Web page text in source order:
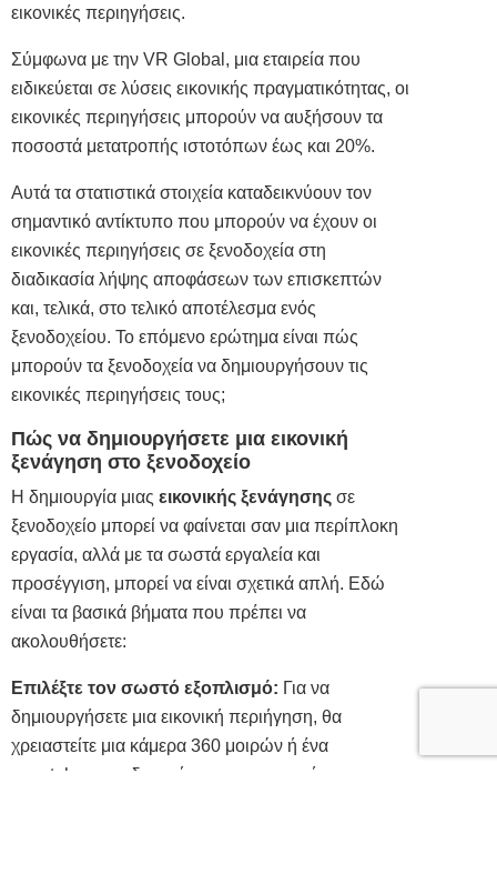
εικονικές περιηγήσεις.
Σύμφωνα με την VR Global, μια εταιρεία που
ειδικεύεται σε λύσεις εικονικής πραγματικότητας, οι
εικονικές περιηγήσεις μπορούν να αυξήσουν τα
ποσοστά μετατροπής ιστοτόπων έως και 20%.
Αυτά τα στατιστικά στοιχεία καταδεικνύουν τον
σημαντικό αντίκτυπο που μπορούν να έχουν οι
εικονικές περιηγήσεις σε ξενοδοχεία στη
διαδικασία λήψης αποφάσεων των επισκεπτών
και, τελικά, στο τελικό αποτέλεσμα ενός
ξενοδοχείου. Το επόμενο ερώτημα είναι πώς
μπορούν τα ξενοδοχεία να δημιουργήσουν τις
εικονικές περιηγήσεις τους;
Πώς να δημιουργήσετε μια εικονική
ξενάγηση στο ξενοδοχείο
Η δημιουργία μιας εικονικής ξενάγησης σε
ξενοδοχείο μπορεί να φαίνεται σαν μια περίπλοκη
εργασία, αλλά με τα σωστά εργαλεία και
προσέγγιση, μπορεί να είναι σχετικά απλή. Εδώ
είναι τα βασικά βήματα που πρέπει να
ακολουθήσετε:
Επιλέξτε τον σωστό εξοπλισμό: Για να
δημιουργήσετε μια εικονική περιήγηση, θα
χρειαστείτε μια κάμερα 360 μοιρών ή ένα
smartphone με δυνατότητα πανοραμικής